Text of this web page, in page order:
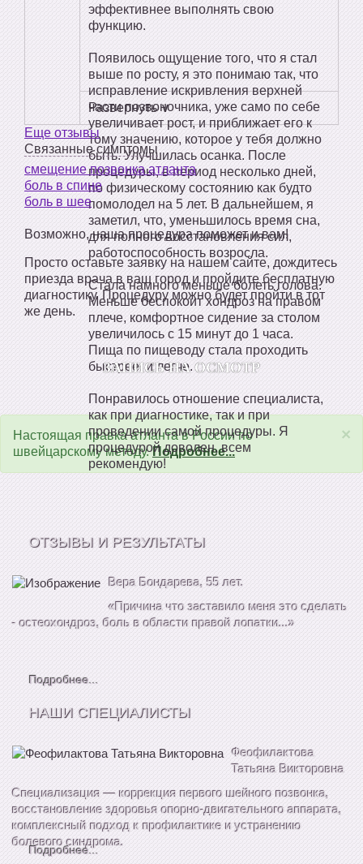
эффективнее выполнять свою
функцию.
Появилось ощущение того, что я стал
выше по росту, я это понимаю так, что
исправление искривления верхней
части позвоночника, уже само по себе
увеличивает рост, и приближает его к
тому значению, которое у тебя должно
быть. Улучшилась осанка. После
процедуры, в период несколько дней,
по физическому состоянию как будто
помолодел на 5 лет. В дальнейшем, я
заметил, что, уменьшилось время сна,
для полного восстановления сил,
работоспособность возросла.
Стала намного меньше болеть голова.
Меньше беспокоит хондроз на правом
плече, комфортное сидение за столом
увеличилось с 15 минут до 1 часа.
Пища по пищеводу стала проходить
быстрее, и легче.
Понравилось отношение специалиста,
как при диагностике, так и при
проведении самой процедуры. Я
процедурой доволен, всем
рекомендую!
Развернуть ∨
Еще отзывы
Связанные симптомы
смещение позвонка атланта
боль в спине
боль в шее
Возможно, наша процедура поможет и вам!
Просто оставьте заявку на нашем сайте, дождитесь
приезда врача в ваш город и пройдите бесплатную
диагностику. Процедуру можно будет пройти в тот
же день.
ЗАПИСЬ НА ОСМОТР
×
Настоящая правка атланта в России по
швейцарскому методу.Подробнее...
ОТЗЫВЫ И РЕЗУЛЬТАТЫ
Вера Бондарева, 55 лет.
«Причина что заставило меня это сделать
- остеохондроз, боль в области правой лопатки...»
Подробнее...
НАШИ СПЕЦИАЛИСТЫ
Феофилактова
Татьяна Викторовна
Специализация — коррекция первого шейного позвонка,
восстановление здоровья опорно-двигательного аппарата,
комплексный подход к профилактике и устранению
болевого синдрома.
Подробнее...